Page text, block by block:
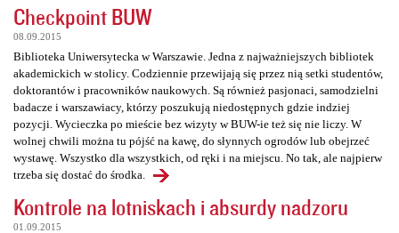
Checkpoint BUW
08.09.2015
Biblioteka Uniwersytecka w Warszawie. Jedna z najważniejszych bibliotek
akademickich w stolicy. Codziennie przewijają się przez nią setki studentów,
doktorantów i pracowników naukowych. Są również pasjonaci, samodzielni
badacze i warszawiacy, którzy poszukują niedostępnych gdzie indziej
pozycji. Wycieczka po mieście bez wizyty w BUW-ie też się nie liczy. W
wolnej chwili można tu pójść na kawę, do słynnych ogrodów lub obejrzeć
wystawę. Wszystko dla wszystkich, od ręki i na miejscu. No tak, ale najpierw
trzeba się dostać do środka.
Kontrole na lotniskach i absurdy nadzoru
01.09.2015